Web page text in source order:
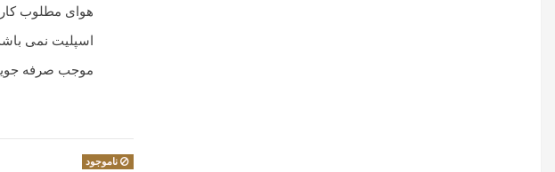
هوای مطلوب
اسپلیت نمی
موجب صرفه
ناموجود